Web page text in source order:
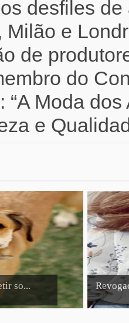
desfiles
Milão e
de
do
“A Moda
e
so...